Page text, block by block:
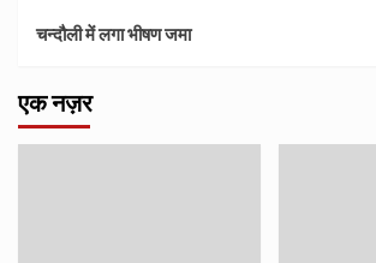
चन्दौली में लगा भीषण जमा
एक नज़र